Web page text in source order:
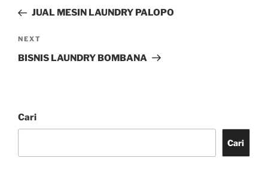
JUAL MESIN LAUNDRY PALOPO
NEXT
BISNIS LAUNDRY BOMBANA
Cari
Cari